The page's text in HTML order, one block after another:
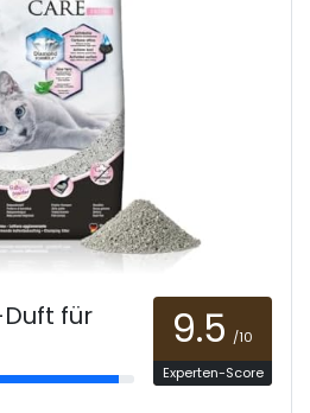
für
9.5 /10
Experten-Score